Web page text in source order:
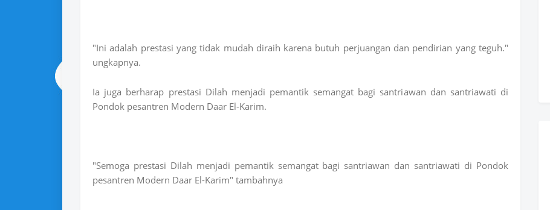
"Ini adalah prestasi yang tidak mudah diraih karena butuh perjuangan dan pendirian yang teguh."
ungkapnya.
Ia juga berharap prestasi Dilah menjadi pemantik semangat bagi santriawan dan santriawati di
Pondok pesantren Modern Daar El-Karim.
"Semoga prestasi Dilah menjadi pemantik semangat bagi santriawan dan santriawati di Pondok
pesantren Modern Daar El-Karim" tambahnya